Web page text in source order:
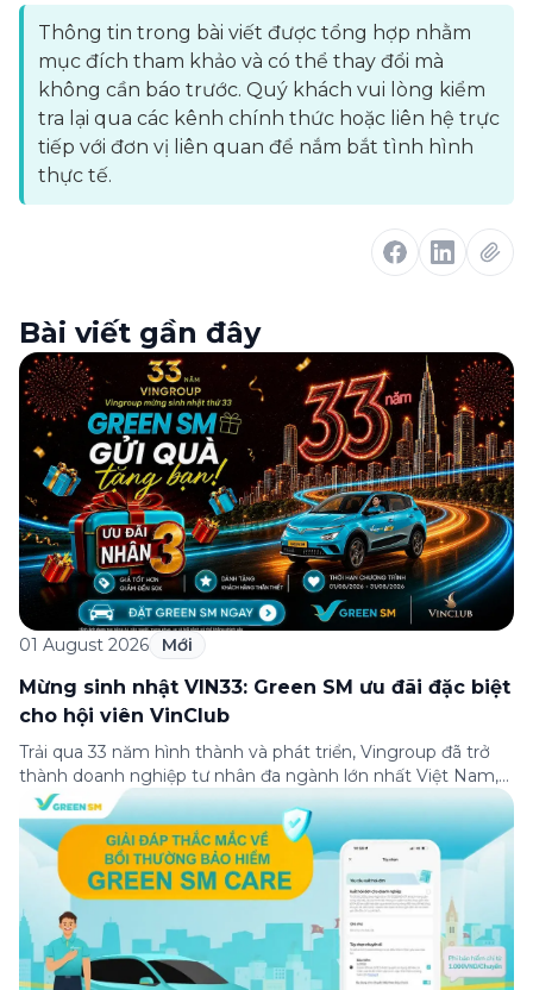
Thông tin trong bài viết được tổng hợp nhằm
mục đích tham khảo và có thể thay đổi mà
không cần báo trước. Quý khách vui lòng kiểm
tra lại qua các kênh chính thức hoặc liên hệ trực
tiếp với đơn vị liên quan để nắm bắt tình hình
thực tế.
Bài viết gần đây
01 August 2026 Mới
Mừng sinh nhật VIN33: Green SM ưu đãi đặc biệt
cho hội viên VinClub
Trải qua 33 năm hình thành và phát triển, Vingroup đã trở
thành doanh nghiệp tư nhân đa ngành lớn nhất Việt Nam,
lọt Top 30 doanh nghiệp lớn nhất Đông Nam Á theo bảng
xếp hạng của Tạp chí Fortune (Mỹ). Nhân kỷ niệm 33 năm
thành lập (8/8/1993 đến 8/8/2026), Green SM trân […]